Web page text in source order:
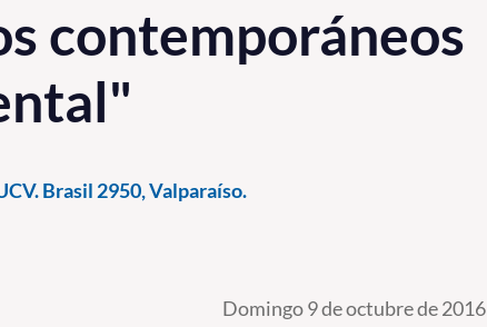
contemporáneos
Brasil 2950, Valparaíso.
Domingo 9 de octubre de 2016